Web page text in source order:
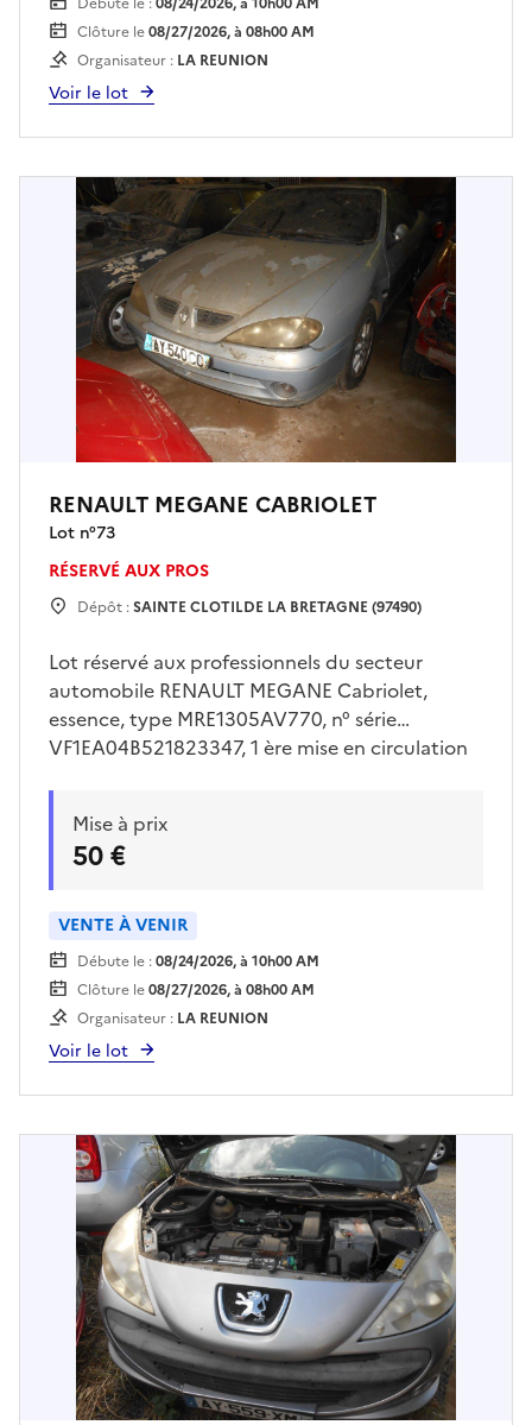
drfip974.pgp.domaine@dgfip.finances.gouv.fr
Enlèvement sur plateau obligatoire à la charge
de l'acquéreur et sur rendez vous .
Clôture le08/27/2026, à 08h00 AM
Organisateur : LA REUNION
Voir le lot
RENAULT MEGANE CABRIOLET
Lot n°73
RÉSERVÉ AUX PROS
Dépôt :SAINTE CLOTILDE LA BRETAGNE (97490)
Lot réservé aux professionnels du secteur
automobile RENAULT MEGANE Cabriolet,
essence, type MRE1305AV770, n° série
VF1EA04B521823347, 1 ère mise en circulation
uniquement le jeudi 30/07/2026 de 13h00 à
15h00 sur rendez vous pris avec Mr LE FLOC’H
sur
drfip974.pgp.domaine@dgfip.finances.gouv.fr
Enlèvement sur plateau obligatoire à la charge
de l'acquereur et sur rendez vous
Mise à prix
50 €
VENTE À VENIR
Débute le :08/24/2026, à 10h00 AM
Clôture le08/27/2026, à 08h00 AM
Organisateur : LA REUNION
Voir le lot